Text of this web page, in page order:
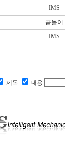
IMS
곰돌이
IMS
제목 내용